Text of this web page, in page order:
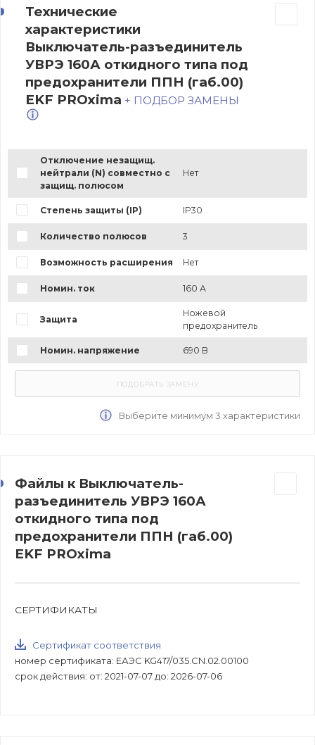
Технические
характеристики
Выключатель-разъединитель
УВРЭ 160А откидного типа под
предохранители ППН (габ.00)
EKF PROxima + ПОДБОР ЗАМЕНЫ
Отключение незащищ.
нейтрали (N) совместно с
защищ. полюсом
Нет
Степень защиты (IP) IP30
Количество полюсов 3
Возможность расширения Нет
Номин. ток 160 А
Защита
Ножевой
предохранитель
Номин. напряжение 690 В
Выберите минимум 3 характеристики
Файлы к Выключатель-
разъединитель УВРЭ 160А
откидного типа под
предохранители ППН (габ.00)
EKF PROxima
СЕРТИФИКАТЫ
Сертификат соответствия
номер сертификата: ЕАЭС KG417/035.CN.02.00100
срок действия: от: 2021-07-07 до: 2026-07-06